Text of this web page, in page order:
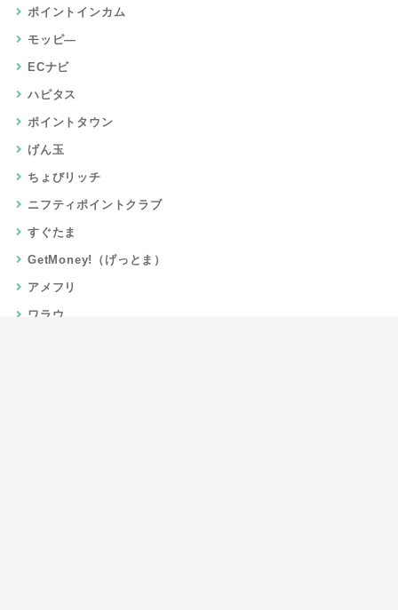
ポイントインカム
モッピ―
ECナビ
ハピタス
ポイントタウン
げん玉
ちょびリッチ
ニフティポイントクラブ
すぐたま
GetMoney!（げっとま）
アメフリ
ワラウ